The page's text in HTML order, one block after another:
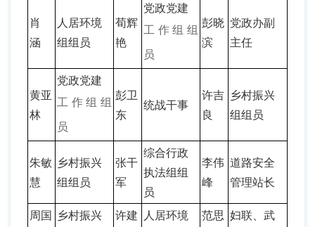
肖
涵
人居环境
组组员
荀辉
艳
党政党建
工作组组
员
彭晓
滨
党政办副
主任
黄亚
林
党政党建
工作组组
员
彭卫
东
统战干事
许吉
良
乡村振兴
组组员
朱敏
慧
乡村振兴
组组员
张干
军
综合行政
执法组组
员
李伟
峰
道路安全
管理站长
周国 乡村振兴
许建 人居环境
范思 妇联、武